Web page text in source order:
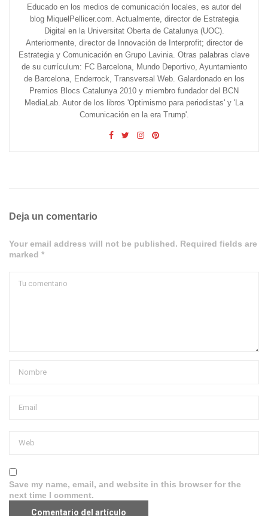
Educado en los medios de comunicación locales, es autor del
blog MiquelPellicer.com. Actualmente, director de Estrategia
Digital en la Universitat Oberta de Catalunya (UOC).
Anteriormente, director de Innovación de Interprofit; director de
Estrategia y Comunicación en Grupo Lavinia. Otras palabras clave
de su currículum: FC Barcelona, Mundo Deportivo, Ayuntamiento
de Barcelona, Enderrock, Transversal Web. Galardonado en los
Premios Blocs Catalunya 2010 y miembro fundador del BCN
MediaLab. Autor de los libros 'Optimismo para periodistas' y 'La
Comunicación en la era Trump'.
Deja un comentario
Your email address will not be published. Required fields are
marked *
Save my name, email, and website in this browser for the
next time I comment.